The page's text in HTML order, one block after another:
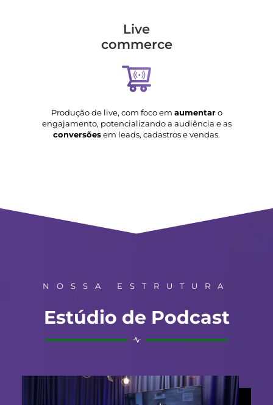
Live
commerce
Produção de live, com foco em aumentaro
engajamento, potencializando a audiência e as
conversõesem leads, cadastros e vendas.
NOSSA ESTRUTURA
Estúdio de Podcast